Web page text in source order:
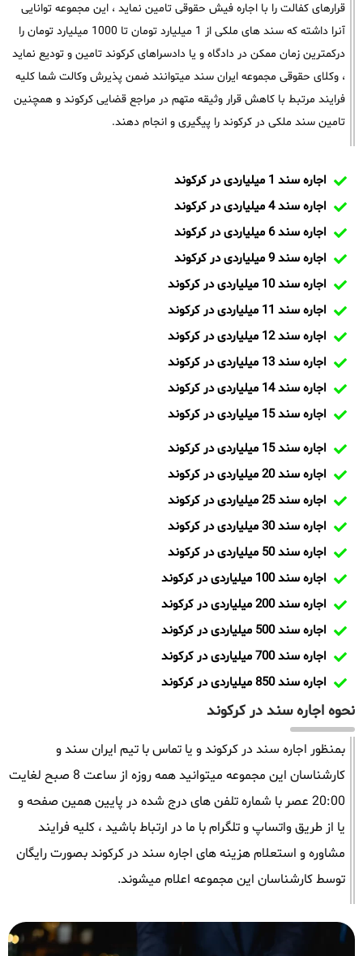
قرارهای کفالت را با اجاره فیش حقوقی تامین نماید ، این مجموعه توانایی
آنرا داشته که سند های ملکی از 1 میلیارد تومان تا 1000 میلیارد تومان را
درکمترین زمان ممکن در دادگاه و یا دادسراهای کرکوند تامین و تودیع نماید
، وکلای حقوقی مجموعه ایران سند میتوانند ضمن پذیرش وکالت شما کلیه
فرایند مرتبط با کاهش قرار وثیقه متهم در مراجع قضایی کرکوند و همچنین
تامین سند ملکی در کرکوند را پیگیری و انجام دهند.
اجاره سند 1 میلیاردی در کرکوند
اجاره سند 4 میلیاردی در کرکوند
اجاره سند 6 میلیاردی در کرکوند
اجاره سند 9 میلیاردی در کرکوند
اجاره سند 10 میلیاردی در کرکوند
اجاره سند 11 میلیاردی در کرکوند
اجاره سند 12 میلیاردی در کرکوند
اجاره سند 13 میلیاردی در کرکوند
اجاره سند 14 میلیاردی در کرکوند
اجاره سند 15 میلیاردی در کرکوند
اجاره سند 15 میلیاردی در کرکوند
اجاره سند 20 میلیاردی در کرکوند
اجاره سند 25 میلیاردی در کرکوند
اجاره سند 30 میلیاردی در کرکوند
اجاره سند 50 میلیاردی در کرکوند
اجاره سند 100 میلیاردی در کرکوند
اجاره سند 200 میلیاردی در کرکوند
اجاره سند 500 میلیاردی در کرکوند
اجاره سند 700 میلیاردی در کرکوند
اجاره سند 850 میلیاردی در کرکوند
نحوه اجاره سند در کرکوند
بمنظور اجاره سند در کرکوند و یا تماس با تیم ایران سند و
کارشناسان این مجموعه میتوانید همه روزه از ساعت 8 صبح لغایت
20:00 عصر با شماره تلفن های درج شده در پایین همین صفحه و
یا از طریق واتساپ و تلگرام با ما در ارتباط باشید ، کلیه فرایند
مشاوره و استعلام هزینه های اجاره سند در کرکوند بصورت رایگان
توسط کارشناسان این مجموعه اعلام میشوند.